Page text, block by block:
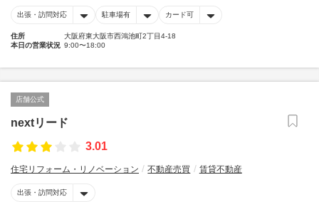
出張・訪問対応 駐車場有 カード可
住所
大阪府東大阪市西鴻池町2丁目4-18
本日の営業状況 9:00〜18:00
店舗公式
nextリード
3.01
住宅リフォーム・リノベーション 不動産売買 賃貸不動産
出張・訪問対応